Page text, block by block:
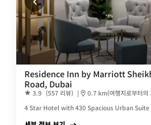
Residence Inn by Marriott
Road, Dubai
3.9 (557 리뷰) |
0.7 km(여행지로부터의
4 Star Hotel with 430 Spacious Urban